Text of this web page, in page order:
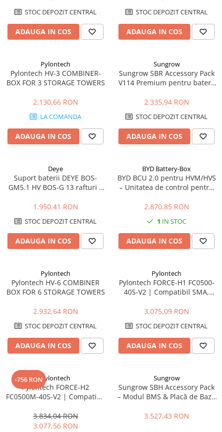
Cabluri optice
Cabluri semnalizare si control
Conductori flexibili cupru
Conductori rigizi
Cabluri alarma
Cabluri boxe
Cabluri semnalizare incendiu
Trasee electrice
Dulapuri metalice
Materiale instalatii si montaj
Banda perforata
Catarame banda inox
Banda inox
Tablouri plastic
Tablouri sigurante echipat DC/AC
Canal cablu
Canal cablu pardoseala
Canal cablu perforat
Cutie ABS
Cutie ABS modulara
Doze
Doze aparat
Jgheaburi
Jgheab metalic perforat
STOC DEPOZIT CENTRAL
ADAUGA IN COS
STOC DEPOZIT CENTRAL
ADAUGA IN COS
Pylontech
Pylontech HV-3 COMBINER-
BOX FOR 3 STORAGE TOWERS
2.130,66 RON
LA COMANDA
ADAUGA IN COS
Sungrow
Sungrow SBR Accessory Pack
V114 Premium pentru baterii
2.335,94 RON
STOC DEPOZIT CENTRAL
ADAUGA IN COS
Deye
Suport baterii DEYE BOS-
GM5.1 HV BOS-G 13 rafturi |
1.950,41 RON
STOC DEPOZIT CENTRAL
ADAUGA IN COS
BYD Battery-Box
BYD BCU 2.0 pentru HVM/HVS
– Unitatea de control pentru
2.870,85 RON
1 IN STOC
ADAUGA IN COS
Pylontech
Pylontech HV-6 COMBINER
BOX FOR 6 STORAGE TOWERS
2.932,64 RON
STOC DEPOZIT CENTRAL
ADAUGA IN COS
Pylontech
Pylontech FORCE-H1 FC0500-
40S-V2 | Compatibil SMA,
Sofar
3.075,09 RON
STOC DEPOZIT CENTRAL
ADAUGA IN COS
-756 RONPylontech
Pylontech FORCE-H2
FC0500M-40S-V2 | Compatibil
Goodwe, Sofar
3.834,04 RON
3.077,56 RON
Sungrow
Sungrow SBH Accessory Pack
– Modul BMS & Placă de Bază
SBH
3.527,43 RON